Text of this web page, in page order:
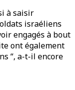
à saisir
israéliens
engagés à bout
ont également
“, a-t-il encore